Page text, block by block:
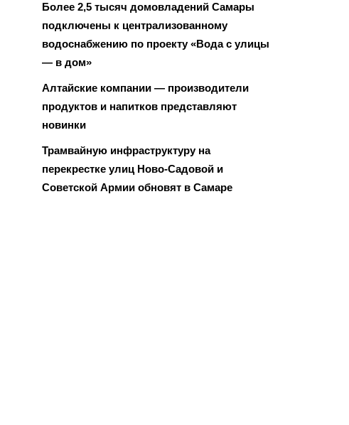
Более 2,5 тысяч домовладений Самары
подключены к централизованному
водоснабжению по проекту «Вода с улицы
— в дом»
Алтайские компании — производители
продуктов и напитков представляют
новинки
Трамвайную инфраструктуру на
перекрестке улиц Ново-Садовой и
Советской Армии обновят в Самаре